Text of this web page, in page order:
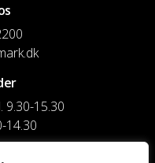
9.30-15.30
14.30